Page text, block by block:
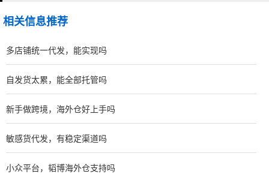
相关信息推荐
多店铺统一代发，能实现吗
自发货太累，能全部托管吗
新手做跨境，海外仓好上手吗
敏感货代发，有稳定渠道吗
小众平台，韬博海外仓支持吗